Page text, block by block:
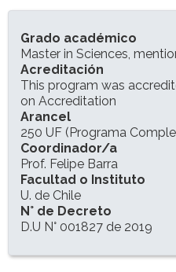
INFORMACIÓN DEL
Grado académico
Master in Sciences,
Acreditación
This program was
on Accreditation
Arancel
250 UF (Programa
Coordinador/a
Prof. Felipe Barra
Facultad o Instituto
U. de Chile
N° de Decreto
D.U N° 001827 de 2019